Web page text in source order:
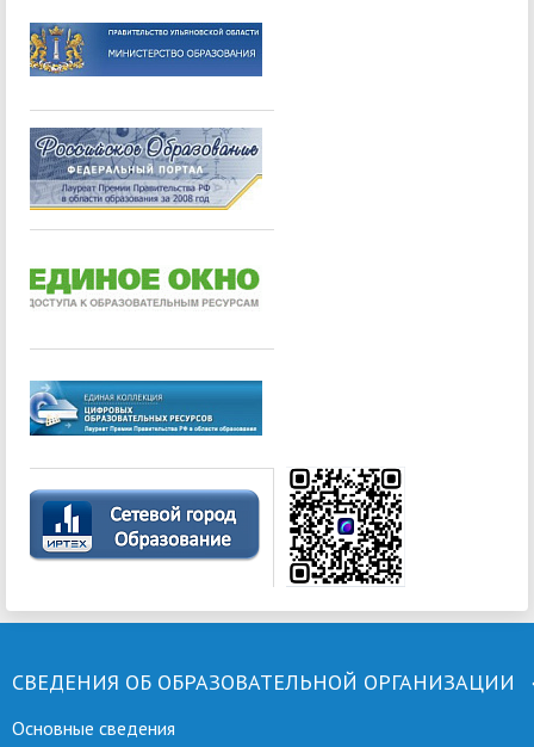
СВЕДЕНИЯ ОБ ОБРАЗОВАТЕЛЬНОЙ ОРГАНИЗАЦИИ
Основные сведения